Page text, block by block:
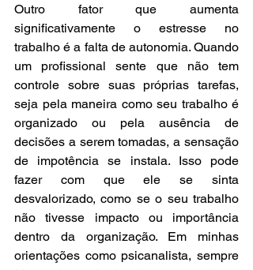
Outro fator que aumenta
significativamente o estresse no
trabalho é a falta de autonomia. Quando
um profissional sente que não tem
controle sobre suas próprias tarefas,
seja pela maneira como seu trabalho é
organizado ou pela ausência de
decisões a serem tomadas, a sensação
de impotência se instala. Isso pode
fazer com que ele se sinta
desvalorizado, como se o seu trabalho
não tivesse impacto ou importância
dentro da organização. Em minhas
orientações como psicanalista, sempre